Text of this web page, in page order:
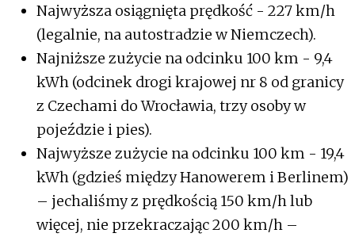
Najwyższa osiągnięta prędkość - 227 km/h
(legalnie, na autostradzie w Niemczech).
Najniższe zużycie na odcinku 100 km - 9,4
kWh (odcinek drogi krajowej nr 8 od granicy
z Czechami do Wrocławia, trzy osoby w
pojeździe i pies).
Najwyższe zużycie na odcinku 100 km - 19,4
kWh (gdzieś między Hanowerem i Berlinem)
– jechaliśmy z prędkością 150 km/h lub
więcej, nie przekraczając 200 km/h –